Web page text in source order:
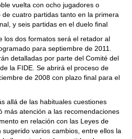
vuelta con ocho jugadores o
cuatro partidas tanto en la primera
y seis partidas en el duelo final
los dos formatos será el retador al
para septiembre de 2011.
detalladas por parte del Comité del
la FIDE. Se abrirá el proceso de
de 2008 con plazo final para el
allá de las habituales cuestiones
más atención a las recomendaciones
en relación con las Leyes de
varios cambios, entre ellos la